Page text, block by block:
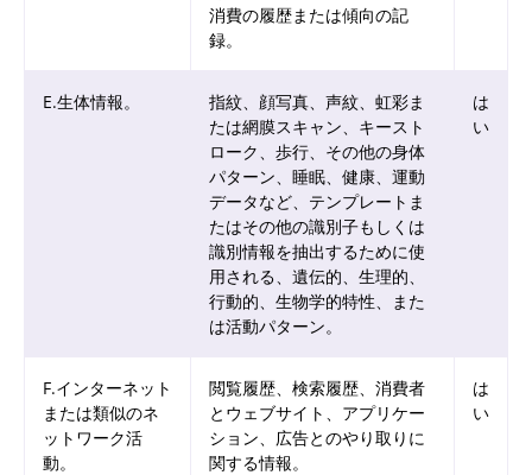
消費の履歴または傾向の記
録。
E.生体情報。
指紋、顔写真、声紋、虹彩ま
たは網膜スキャン、キースト
ローク、歩行、その他の身体
パターン、睡眠、健康、運動
データなど、テンプレートま
たはその他の識別子もしくは
識別情報を抽出するために使
用される、遺伝的、生理的、
行動的、生物学的特性、また
は活動パターン。
は
い
F.インターネット
または類似のネ
ットワーク活
動。
閲覧履歴、検索履歴、消費者
とウェブサイト、アプリケー
ション、広告とのやり取りに
関する情報。
は
い